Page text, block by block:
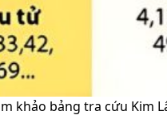
khảo bảng tra cứu Kim